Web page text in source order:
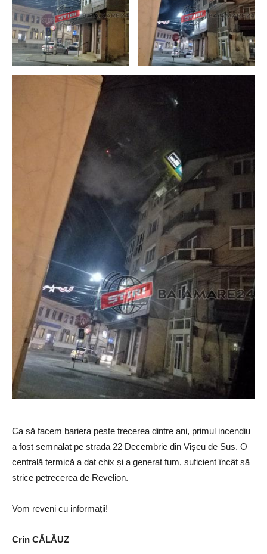
Ca să facem bariera peste trecerea dintre ani, primul incendiu
a fost semnalat pe strada 22 Decembrie din Vișeu de Sus. O
centrală termică a dat chix și a generat fum, suficient încât să
strice petrecerea de Revelion.
Vom reveni cu informații!
Crin CĂLĂUZ